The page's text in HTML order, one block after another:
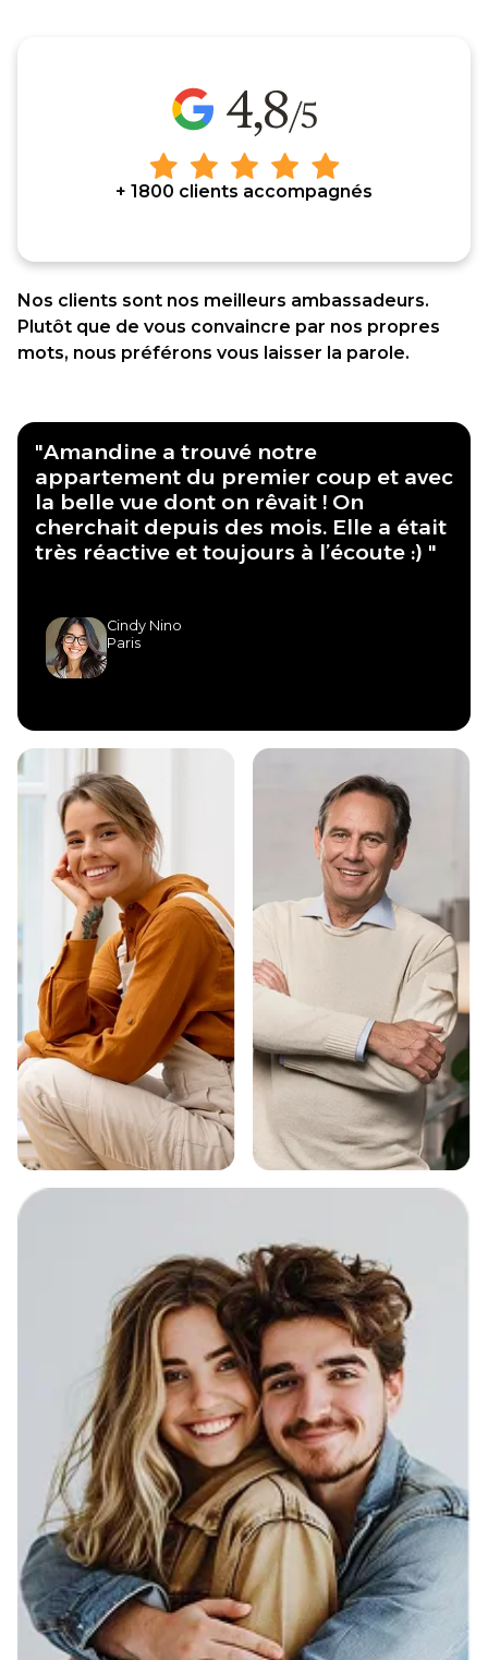
+ 1800 clients accompagnés
Nos clients sont nos meilleurs ambassadeurs.
Plutôt que de vous convaincre par nos propres
mots, nous préférons vous laisser la parole.
"Amandine a trouvé notre
appartement du premier coup et avec
la belle vue dont on rêvait ! On
cherchait depuis des mois. Elle a était
très réactive et toujours à l’écoute :) "
Cindy Nino
Paris